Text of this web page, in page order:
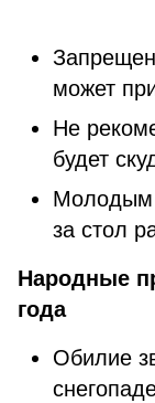
может
Не
будет
Молодым
за стол
Народные
года
Обилие